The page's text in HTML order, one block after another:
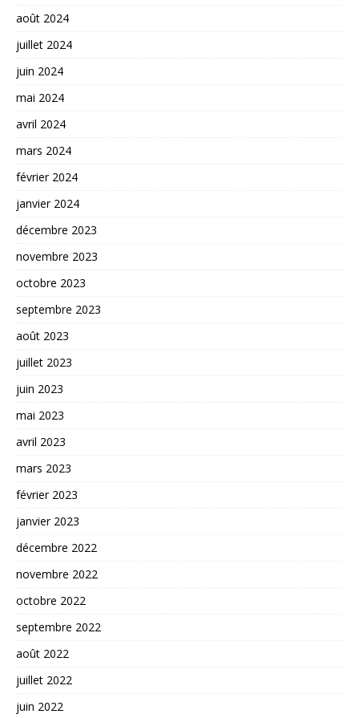
août 2024
juillet 2024
juin 2024
mai 2024
avril 2024
mars 2024
février 2024
janvier 2024
décembre 2023
novembre 2023
octobre 2023
septembre 2023
août 2023
juillet 2023
juin 2023
mai 2023
avril 2023
mars 2023
février 2023
janvier 2023
décembre 2022
novembre 2022
octobre 2022
septembre 2022
août 2022
juillet 2022
juin 2022